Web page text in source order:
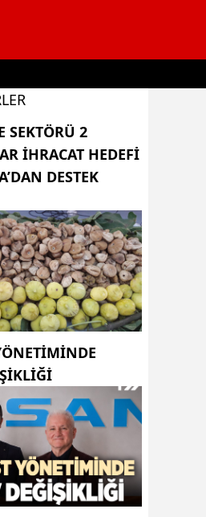
SEKTÖRÜ 2
IHRACAT HEDEFI
DESTEK